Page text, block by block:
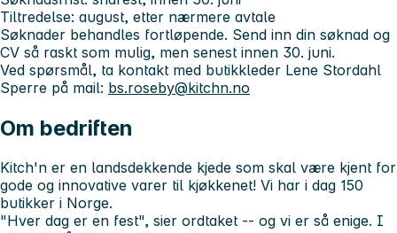
Tiltredelse: august, etter nærmere avtale
Søknader behandles fortløpende. Send inn din søknad og
CV så raskt som mulig, men senest innen 30. juni.
Ved spørsmål, ta kontakt med butikkleder Lene Stordahl
Sperre på mail: bs.roseby@kitchn.no
Om bedriften
Kitch'n er en landsdekkende kjede som skal være kjent for
gode og innovative varer til kjøkkenet! Vi har i dag 150
butikker i Norge.
"Hver dag er en fest", sier ordtaket -- og vi er så enige. I